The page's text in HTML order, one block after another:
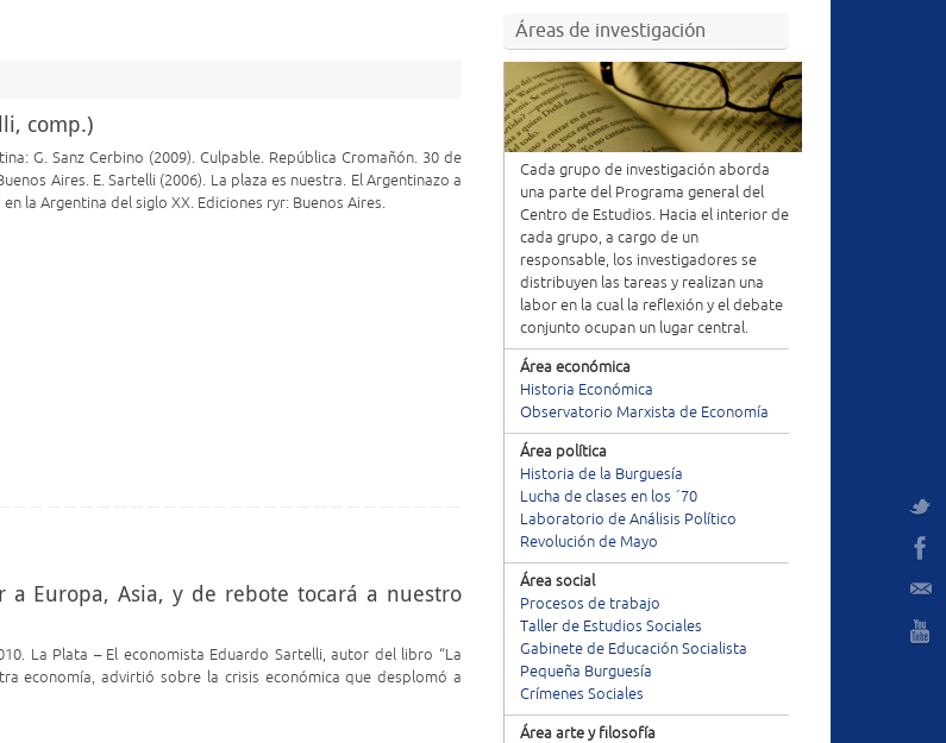
comp.)
G. Sanz Cerbino (2009). Culpable. República Cromañón. 30 de
Aires. E. Sartelli (2006). La plaza es nuestra. El Argentinazo a
la Argentina del siglo XX. Ediciones ryr: Buenos Aires.
a Europa, Asia, y de rebote tocará a nuestro
La Plata – El economista Eduardo Sartelli, autor del libro “La
economía, advirtió sobre la crisis económica que desplomó a
Áreas de investigación
Cada grupo de investigación aborda
una parte del Programa general del
Centro de Estudios. Hacia el interior de
cada grupo, a cargo de un
responsable, los investigadores se
distribuyen las tareas y realizan una
labor en la cual la reflexión y el debate
conjunto ocupan un lugar central.
Área económica
Historia Económica
Observatorio Marxista de Economía
Área política
Historia de la Burguesía
Lucha de clases en los ´70
Laboratorio de Análisis Político
Revolución de Mayo
Área social
Procesos de trabajo
Taller de Estudios Sociales
Gabinete de Educación Socialista
Pequeña Burguesía
Crímenes Sociales
Área arte y filosofía